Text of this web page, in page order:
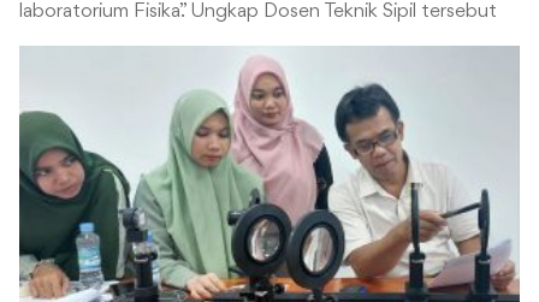
laboratorium Fisika.” Ungkap Dosen Teknik Sipil tersebut